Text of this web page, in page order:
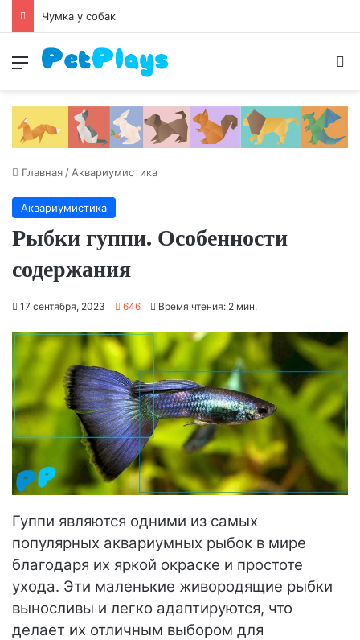
Чумка у собак
Меню
Главная / Аквариумистика
Аквариумистика
Рыбки гуппи. Особенности
содержания
17 сентября, 2023 646 Время чтения: 2 мин.
Гуппи являются одними из самых
популярных аквариумных рыбок в мире
благодаря их яркой окраске и простоте
ухода. Эти маленькие живородящие рыбки
выносливы и легко адаптируются, что
делает их отличным выбором для